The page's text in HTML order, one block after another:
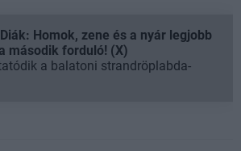
Homok, zene és a nyár legjobb
második forduló! (X)
a balatoni strandröplabda-